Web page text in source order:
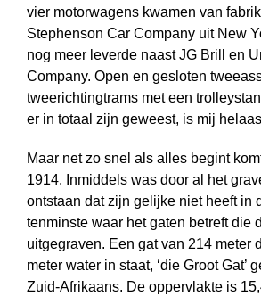
vier motorwagens kwamen van
Stephenson Car Company uit New
nog meer leverde naast JG Brill en
Company. Open en gesloten
tweerichtingtrams met een
er in totaal zijn geweest, is mij
Maar net zo snel als alles begint
1914. Inmiddels was door al het
ontstaan dat zijn gelijke niet heeft in
tenminste waar het gaten betreft die
uitgegraven. Een gat van 214 meter
meter water in staat, ‘die Groot Gat’
Zuid-Afrikaans. De oppervlakte is